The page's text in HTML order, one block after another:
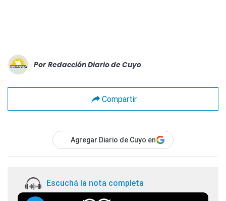
Por Redacción Diario de Cuyo
Compartir
Agregar Diario de Cuyo en
Escuchá la nota completa